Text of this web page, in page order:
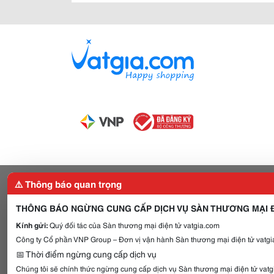
⚠️ Thông báo quan trọng
THÔNG BÁO NGỪNG CUNG CẤP DỊCH VỤ SÀN THƯƠNG MẠI
Kính gửi:Quý đối tác của Sàn thương mại điện tử vatgia.com
Công ty Cổ phần VNP Group – Đơn vị vận hành Sàn thương mại điện tử
📅 Thời điểm ngừng cung cấp dịch vụ
Chúng tôi sẽ chính thức ngừng cung cấp dịch vụ Sàn thương mại điện tử